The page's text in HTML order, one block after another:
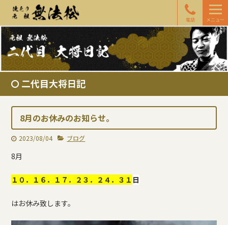
電話 メニュー
二代目大将日記
8月のお休みのお知らせ。
2023/08/04 ブログ
8月
１０．１６．１７．２３．２４．３１ 日
はお休み致します。